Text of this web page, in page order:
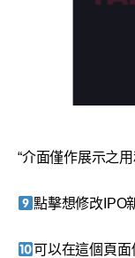
“介面僅作展示之
點擊想修改IPO
可以在這個頁